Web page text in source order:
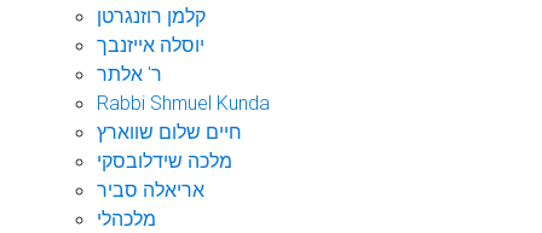
קלמן רוזנגרטן
יוסלה אייזנבך
ר' אלתר
Rabbi Shmuel Kunda
חיים שלום שווארץ
מלכה שידלובסקי
אריאלה סביר
מלכהלי